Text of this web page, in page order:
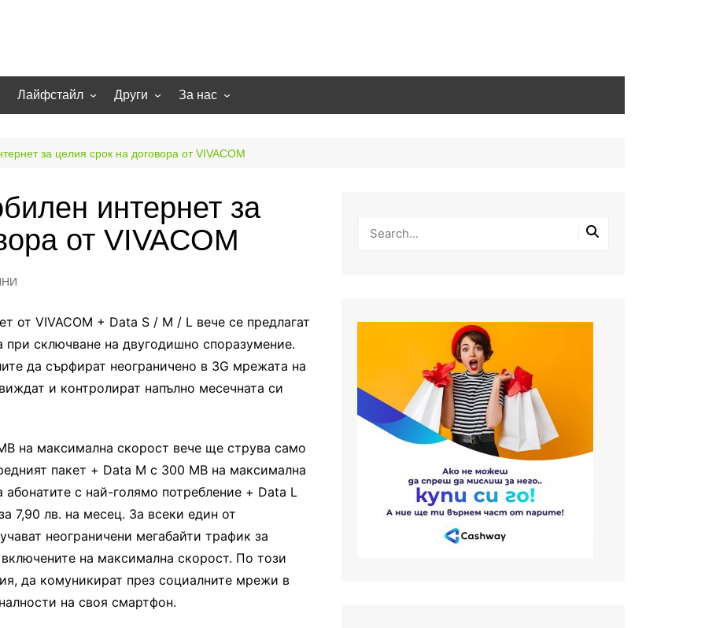
Лайфстайл
Игри
Осветление
Отопление/климатизация
Образование
Други
СТАТИИ
Помощна информация
UFO
За нас
Контакти
за целия срок на договора от VIVACOM
интернет за
от VIVACOM
от VIVACOM + Data S / M / L вече се предлагат
при сключване на двугодишно споразумение.
да сърфират неограничено в 3G мрежата на
и контролират напълно месечната си
на максимална скорост вече ще струва само
пакет + Data M с 300 МВ на максимална
с най-голямо потребление + Data L
7,90 лв. на месец. За всеки един от
неограничени мегабайти трафик за
на максимална скорост. По този
да комуникират през социалните мрежи в
на своя смартфон.